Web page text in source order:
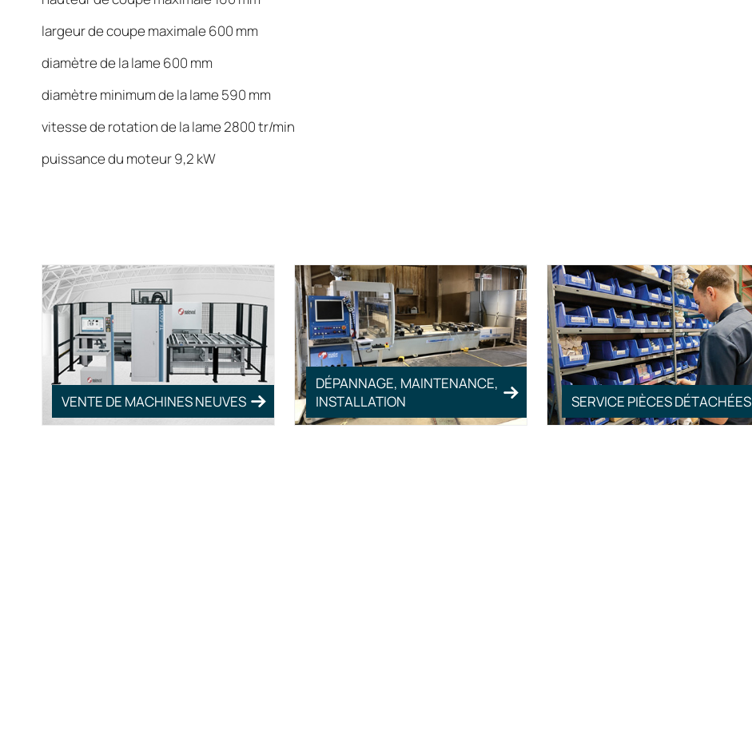
largeur de coupe maximale 600 mm
diamètre de la lame 600 mm
diamètre minimum de la lame 590 mm
vitesse de rotation de la lame 2800 tr/min
puissance du moteur 9,2 kW
VENTE DE MACHINES NEUVES
DÉPANNAGE, MAINTENANCE,
INSTALLATION
SERVICE PIÈCES DÉTACHÉES